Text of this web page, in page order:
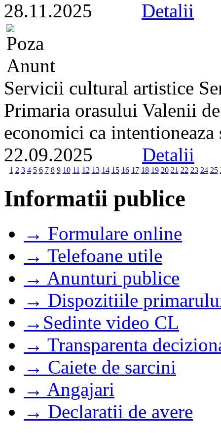
28.11.2025 Detalii
Servicii cultural artistice
Primaria orasului Valenii
economici ca
22.09.2025 Detalii
1 2 3 4 5 6 7 8 9 10 11 12 13 14 15 16 17 18 19 20 21 22 23 24 25
Informatii publice
→ Formulare online
→ Telefoane utile
→ Anunturi publice
→ Dispozitiile
→Sedinte video CL
→ Transparenta
→ Caiete de sarcini
→ Angajari
→ Declaratii de avere